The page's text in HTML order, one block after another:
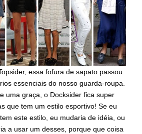
essa fofura de sapato passou
essenciais do nosso guarda-roupa.
uma graça, o Docksider fica super
que tem um estilo esportivo! Se eu
este estilo, eu mudaria de idéia, ou
a usar um desses, porque que coisa